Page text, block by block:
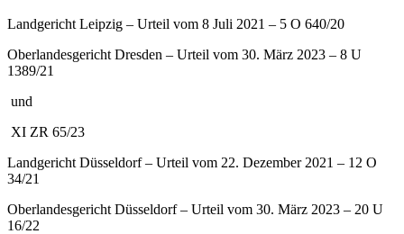
Landgericht Leipzig – Urteil vom 8 Juli 2021 – 5 O 640/20
Oberlandesgericht Dresden – Urteil vom 30. März 2023 – 8 U
1389/21
und
XI ZR 65/23
Landgericht Düsseldorf – Urteil vom 22. Dezember 2021 – 12 O
34/21
Oberlandesgericht Düsseldorf – Urteil vom 30. März 2023 – 20 U
16/22